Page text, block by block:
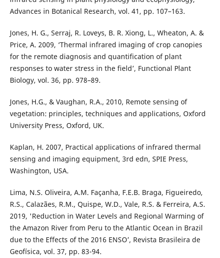
Advances in Botanical Research, vol. 41, pp. 107–163.
Jones, H. G., Serraj, R. Loveys, B. R. Xiong, L., Wheaton, A. &
Price, A. 2009, ‘Thermal infrared imaging of crop canopies
for the remote diagnosis and quantification of plant
responses to water stress in the field’, Functional Plant
Biology, vol. 36, pp. 978–89.
Jones, H.G., & Vaughan, R.A., 2010, Remote sensing of
vegetation: principles, techniques and applications, Oxford
University Press, Oxford, UK.
Kaplan, H. 2007, Practical applications of infrared thermal
sensing and imaging equipment, 3rd edn, SPIE Press,
Washington, USA.
Lima, N.S. Oliveira, A.M. Façanha, F.E.B. Braga, Figueiredo,
R.S., Calazães, R.M., Quispe, W.D., Vale, R.S. & Ferreira, A.S.
2019, 'Reduction in Water Levels and Regional Warming of
the Amazon River from Peru to the Atlantic Ocean in Brazil
due to the Effects of the 2016 ENSO’, Revista Brasileira de
Geofísica, vol. 37, pp. 83-94.